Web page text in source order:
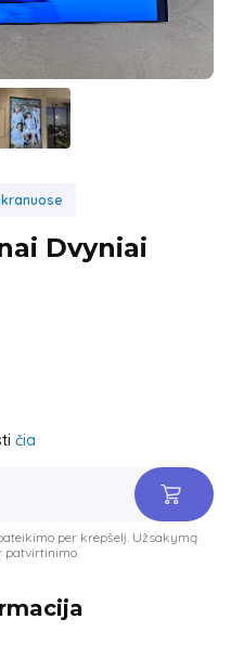
Dvyniai
čia
per krepšelį. Užsakymą
patvirtinimo.